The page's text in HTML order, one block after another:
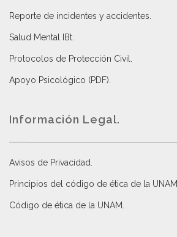
Reporte de incidentes y accidentes
Salud Mental IBt
Protocolos de Protección Civil
Apoyo Psicológico (PDF)
Información Legal.
Avisos de Privacidad
Principios del código de ética de la UNAM
Código de ética de la UNAM